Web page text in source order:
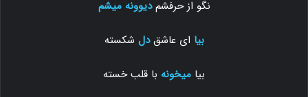
نگو از حرفشمدیوونه میشم
بیا ای عاشقدل شکسته
بیا میخونه با قلب خسته